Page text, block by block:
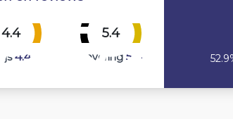
4.4
4.4
5.4
Levering 5.4